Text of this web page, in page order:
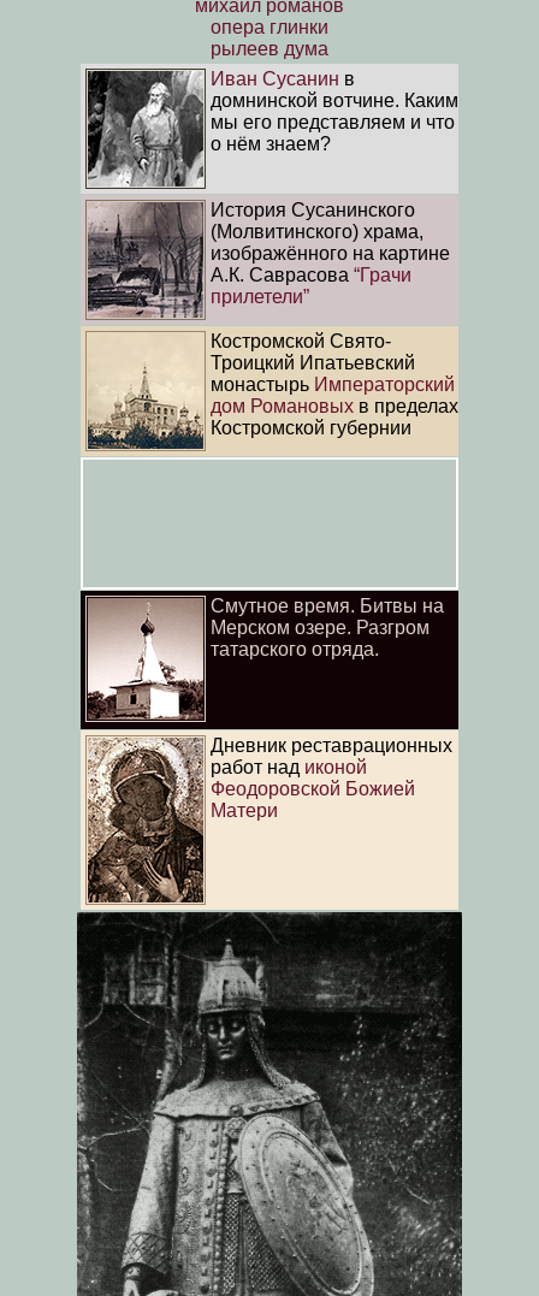
михаил романов
опера глинки
рылеев дума
Иван Сусанин в
домнинской вотчине. Каким
мы его представляем и что
о нём знаем?
История Сусанинского
(Молвитинского) храма,
изображённого на картине
А.К. Саврасова “Грачи
прилетели”
Костромской Свято-
Троицкий Ипатьевский
монастырь Императорский
дом Романовых в пределах
Костромской губернии
Смутное время. Битвы на
Мерском озере. Разгром
татарского отряда.
Дневник реставрационных
работ над иконой
Феодоровской Божией
Матери